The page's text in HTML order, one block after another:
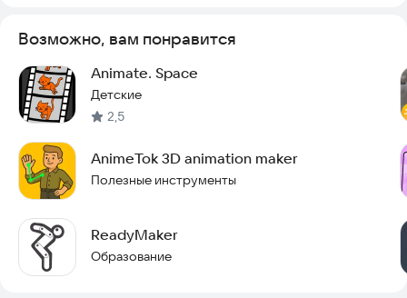
Возможно, вам понравится
Animate. Space
Детские
2,5
AnimeTok 3D animation maker
Полезные инструменты
ReadyMaker
Образование